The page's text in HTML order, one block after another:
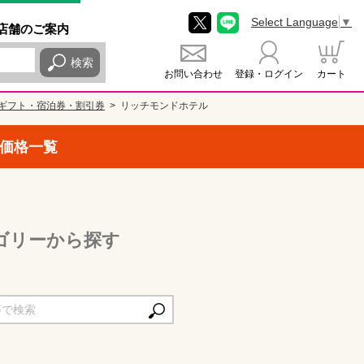
舗のご案内
検索
お問い合わせ 登録・ログイン カート
Select Language ▼
フト・宿泊券・割引券 リッチモンドホテル
格一覧
リーから探す